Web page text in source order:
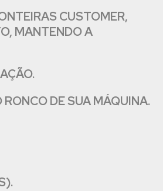
CUSTOMER,
MANTENDO A
DE SUA MÁQUINA.